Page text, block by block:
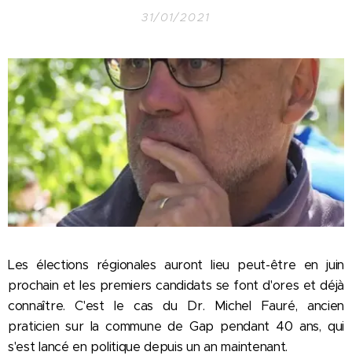
31/01/2021
Les élections régionales auront lieu peut-être en juin
prochain et les premiers candidats se font d'ores et déjà
connaître. C'est le cas du Dr. Michel Fauré, ancien
praticien sur la commune de Gap pendant 40 ans, qui
s'est lancé en politique depuis un an maintenant.